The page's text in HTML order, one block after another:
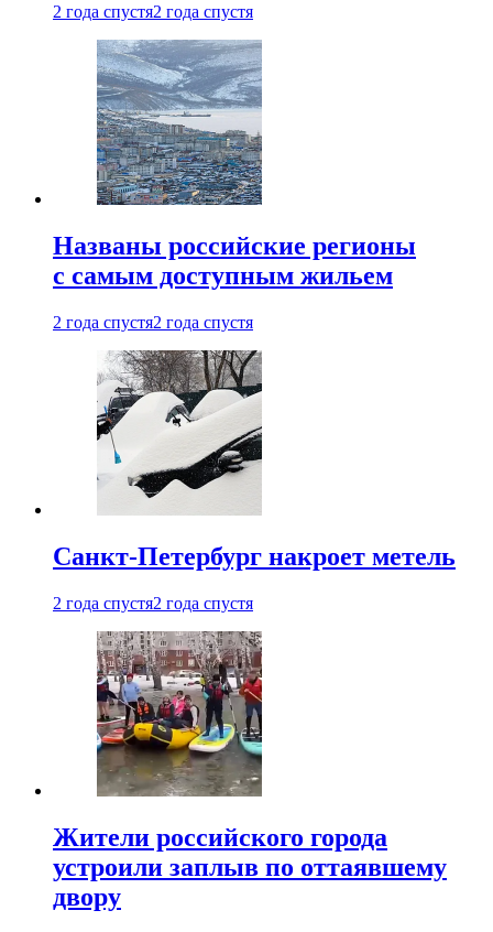
2 года спустя2 года спустя
Названы российские регионы
с самым доступным жильем
2 года спустя2 года спустя
Санкт-Петербург накроет метель
2 года спустя2 года спустя
Жители российского города
устроили заплыв по оттаявшему
двору